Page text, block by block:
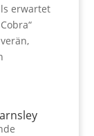
erwartet